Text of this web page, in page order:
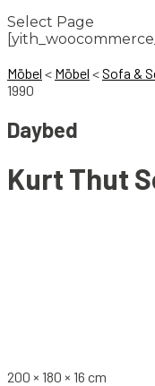
Select Page
Möbel < Möbel <Sofa &
1990
Daybed
Kurt Thut
200 × 180 × 16 cm